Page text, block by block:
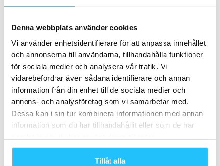
Denna webbplats använder cookies
Vi använder enhetsidentifierare för att anpassa innehållet
och annonserna till användarna, tillhandahålla funktioner
för sociala medier och analysera vår trafik. Vi
vidarebefordrar även sådana identifierare och annan
information från din enhet till de sociala medier och
annons- och analysföretag som vi samarbetar med.
Dessa kan i sin tur kombinera informationen med annan
information som du har tillhandahållit eller som de har
Tillåt alla
Samarbete
MEST POPULÄRA
SATS köper upp träningsföretaget Balance